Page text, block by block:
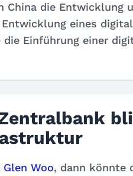
China die Entwicklung
eines
Einführung einer
Glen Woo, dann könnte